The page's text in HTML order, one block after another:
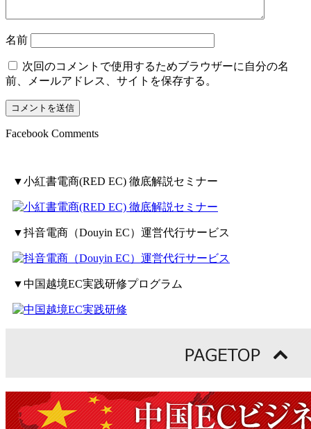
名前
次回のコメントで使用するためブラウザーに自分の名
前、メールアドレス、サイトを保存する。
Facebook Comments
▼小紅書電商(RED EC) 徹底解説セミナー
▼抖音電商（Douyin EC）運営代行サービス
▼中国越境EC実践研修プログラム